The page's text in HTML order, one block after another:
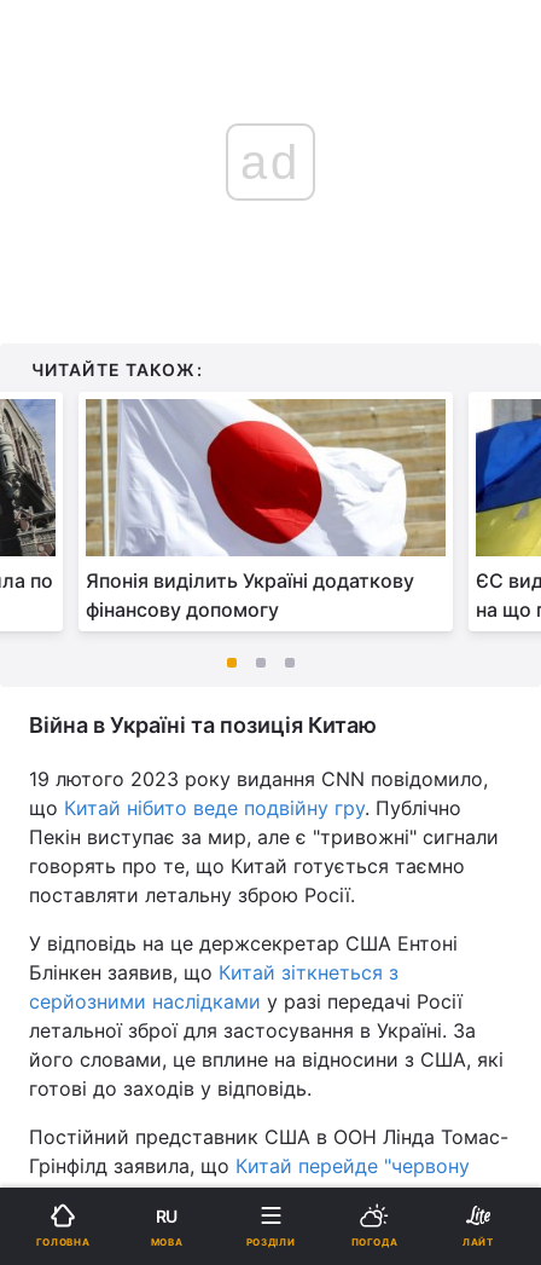
ad
ЧИТАЙТЕ ТАКОЖ:
по
Японія виділить Україні додаткову
фінансову допомогу
ЄС
на що
Війна в Україні та позиція Китаю
19 лютого 2023 року видання CNN повідомило,
що Китай нібито веде подвійну гру. Публічно
Пекін виступає за мир, але є "тривожні" сигнали
говорять про те, що Китай готується таємно
поставляти летальну зброю Росії.
У відповідь на це держсекретар США Ентоні
Блінкен заявив, що Китай зіткнеться з
серйозними наслідками у разі передачі Росії
летальної зброї для застосування в Україні. За
його словами, це вплине на відносини з США, які
готові до заходів у відповідь.
Постійний представник США в ООН Лінда Томас-
Грінфілд заявила, що Китай перейде "червону
лінію", якщо вирішить надати летальну військову
допомогу Росіїдля її війни проти України. Вона
зазначила, що Вашингтон вітає заяву Пекіна про
ГОЛОВНА
RU
МОВА РОЗДІЛИ ПОГОДА ЛАЙТ